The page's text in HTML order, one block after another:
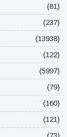
(81)
(237)
(13938)
(122)
(5997)
(79)
(160)
(121)
(73)